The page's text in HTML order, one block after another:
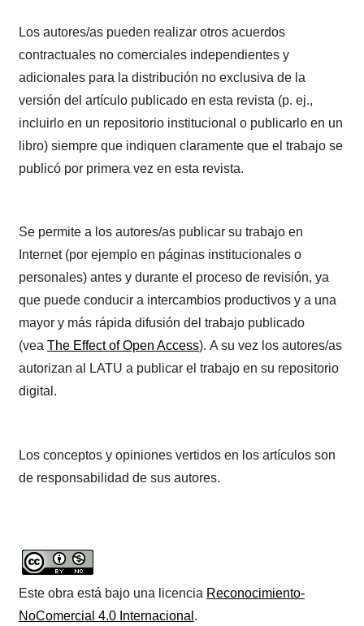
Los autores/as pueden realizar otros acuerdos
contractuales no comerciales independientes y
adicionales para la distribución no exclusiva de la
versión del artículo publicado en esta revista (p. ej.,
incluirlo en un repositorio institucional o publicarlo en un
libro) siempre que indiquen claramente que el trabajo se
publicó por primera vez en esta revista.
Se permite a los autores/as publicar su trabajo en
Internet (por ejemplo en páginas institucionales o
personales) antes y durante el proceso de revisión, ya
que puede conducir a intercambios productivos y a una
mayor y más rápida difusión del trabajo publicado
(vea The Effect of Open Access). A su vez los autores/as
autorizan al LATU a publicar el trabajo en su repositorio
digital.
Los conceptos y opiniones vertidos en los artículos son
de responsabilidad de sus autores.
Este obra está bajo una licencia Reconocimiento-
NoComercial 4.0 Internacional .